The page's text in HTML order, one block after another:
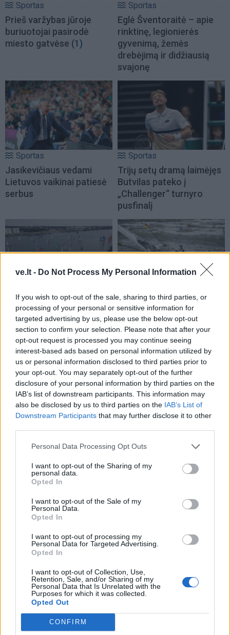
ve.lt - Do Not Process My Personal Information
If you wish to opt-out of the sale, sharing to third parties, or
processing of your personal or sensitive information for
targeted advertising by us, please use the below opt-out
section to confirm your selection. Please note that after your
opt-out request is processed you may continue seeing
interest-based ads based on personal information utilized by
us or personal information disclosed to third parties prior to
your opt-out. You may separately opt-out of the further
disclosure of your personal information by third parties on the
IAB’s list of downstream participants. This information may
also be disclosed by us to third parties on the IAB’s List of
Downstream Participants that may further disclose it to other
Personal Data Processing Opt Outs
I want to opt-out of the Sharing of my
personal data.
Opted In
I want to opt-out of the Sale of my
Personal Data.
Opted In
I want to opt-out of processing my
Personal Data for Targeted Advertising.
Opted In
I want to opt-out of Collection, Use,
Retention, Sale, and/or Sharing of my
Personal Data that Is Unrelated with the
Purposes for which it was collected.
Opted Out
CONFIRM
Sportas
Prieš varžybas jūroje
buriuotojai pasirodė
miesto gatvėse (1)
Sportas
Eglė Šventoraitė – apie
rinktinę, legionierės
gyvenimą, žemės
drebėjimą ir didžiausią
svajonę
Sportas
Jasikevičiaus vedami
Lietuvos vaikinai patiesė
serbus
Sportas
Trijų setų dramą laimėjęs
Butvilas pateko į
„Challenger“ turnyro
pusfinalį
Sportas
Klaipėda savaitei taps
Europos jūrinio buriavimo
sostine (1)
Sportas
Savaitgalį Klaipėdoje -
daug sporto: veiksmas
virs penkiose skirtingose
miesto vietose
Sportas
Rimas Kurtinaitis
rinktinės kandidatus:
sąraše - du klaipėdiečiai
Sportas
Į Palangą atkeliavo
žaidynių paroda